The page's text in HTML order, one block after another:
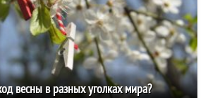
весны в разных уголках мира?